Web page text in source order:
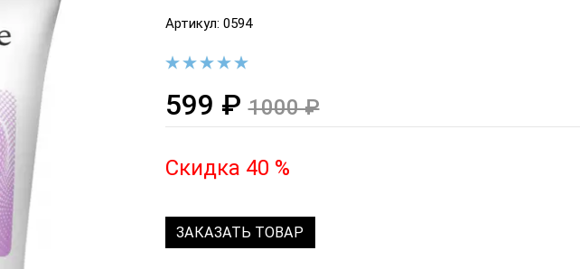
Артикул: 0594
599 ₽1000 ₽
Скидка 40 %
ЗАКАЗАТЬ ТОВАР